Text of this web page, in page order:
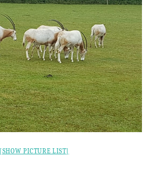
[SHOW PICTURE LIST]